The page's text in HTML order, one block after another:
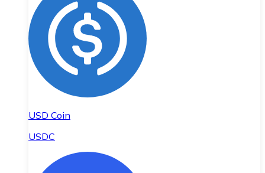
USD Coin
USDC